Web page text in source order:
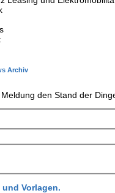
Archiv
den Stand der
Vorlagen.